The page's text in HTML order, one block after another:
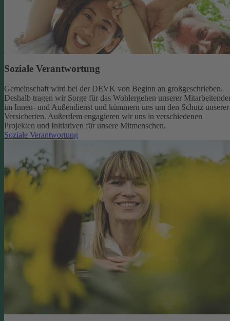
Soziale Verantwortung
Gemeinschaft wird bei der DEVK von Beginn an großgeschrieben.
Deshalb tragen wir Sorge für das Wohlergehen unserer
im Innen- und Außendienst und kümmern uns um den Schutz unserer
Versicherten. Außerdem engagieren wir uns in verschiedenen
Projekten und Initiativen für unsere Mitmenschen.
Soziale Verantwortung